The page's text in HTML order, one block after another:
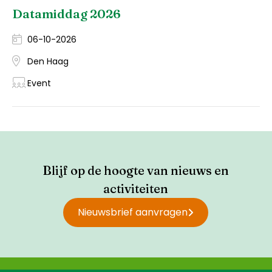
Datamiddag 2026
06-10-2026
Den Haag
Event
Blijf op de hoogte van nieuws en
activiteiten
Nieuwsbrief aanvragen